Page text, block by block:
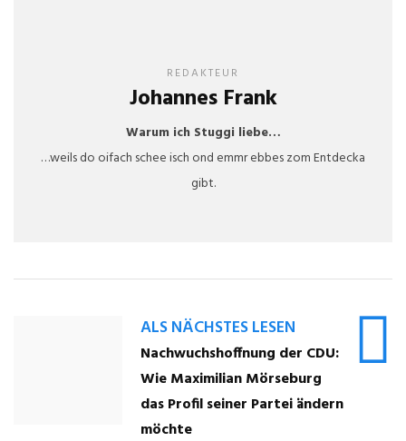
REDAKTEUR
Johannes Frank
Warum ich Stuggi liebe…
…weils do oifach schee isch ond emmr ebbes zom Entdecka
gibt.
ALS NÄCHSTES LESEN
Nachwuchshoffnung der CDU:
Wie Maximilian Mörseburg
das Profil seiner Partei ändern
möchte